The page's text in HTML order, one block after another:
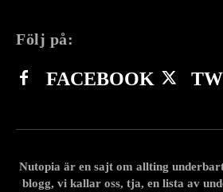
Följ på:
FACEBOOK
Nutopia är en sajt om allting
blogg, vi kallar oss, tja, en lista av